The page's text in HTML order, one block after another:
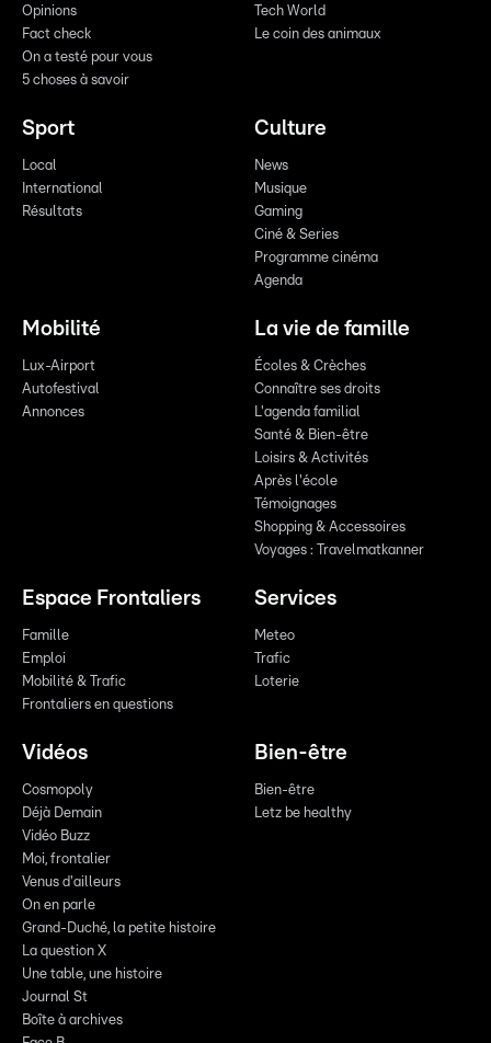
Opinions
Fact check
On a testé pour vous
5 choses à savoir
Tech World
Le coin des animaux
Sport
Local
International
Résultats
Culture
News
Musique
Gaming
Ciné & Series
Programme cinéma
Agenda
Mobilité
Lux-Airport
Autofestival
Annonces
La vie de famille
Écoles & Crèches
Connaître ses droits
L'agenda familial
Santé & Bien-être
Loisirs & Activités
Après l'école
Témoignages
Shopping & Accessoires
Voyages : Travelmatkanner
Espace Frontaliers
Famille
Emploi
Mobilité & Trafic
Frontaliers en questions
Services
Meteo
Trafic
Loterie
Vidéos
Cosmopoly
Déjà Demain
Vidéo Buzz
Moi, frontalier
Venus d'ailleurs
On en parle
Grand-Duché, la petite histoire
La question X
Une table, une histoire
Journal St
Boîte à archives
Bien-être
Bien-être
Letz be healthy